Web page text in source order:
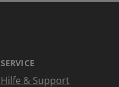
SERVICE
Hilfe & Support